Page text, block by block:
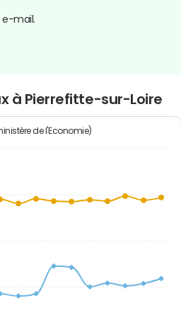
e-mail.
à Pierrefitte-sur-Loire
de l'Economie)